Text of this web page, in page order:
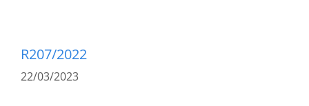
R207/2022
22/03/2023